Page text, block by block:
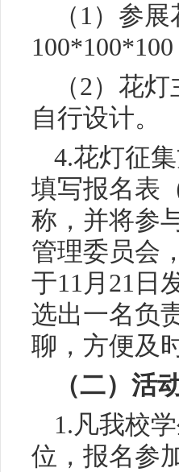
（1）参
（2）花
自行设计。
4.花灯征
填写报名表
称，并将参
管理委员会
于11月21日
选出一名负
聊，方便及
（二）活
1.凡我校
位，报名参